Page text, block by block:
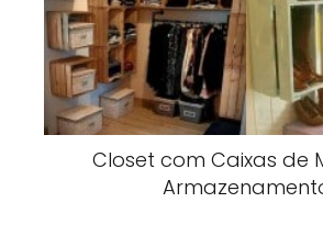
Closet com Caixas de